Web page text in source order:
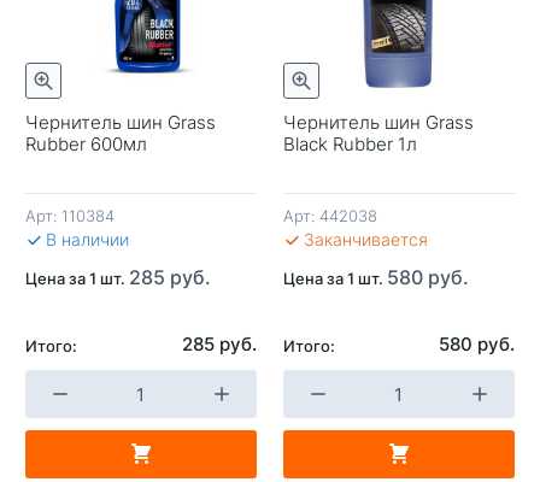
Чернитель шин Grass
Rubber 600мл
Арт: 110384
В наличии
Цена за 1 шт. 285 руб.
Итого: 285 руб.
Чернитель шин Grass
Black Rubber 1л
Арт: 442038
Заканчивается
Цена за 1 шт. 580 руб.
Итого: 580 руб.
-